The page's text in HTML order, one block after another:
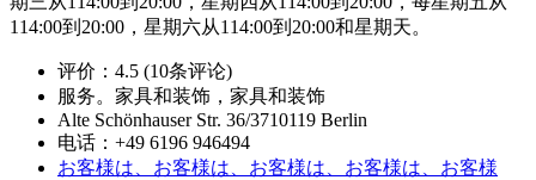
114:00到20:00，星期六从114:00到20:00和星期天。
评价：4.5 (10条评论)
服务。家具和装饰，家具和装饰
Alte Schönhauser Str. 36/3710119 Berlin
电话：+49 6196 946494
お客様は、お客様は、お客様は、お客様は、お客様